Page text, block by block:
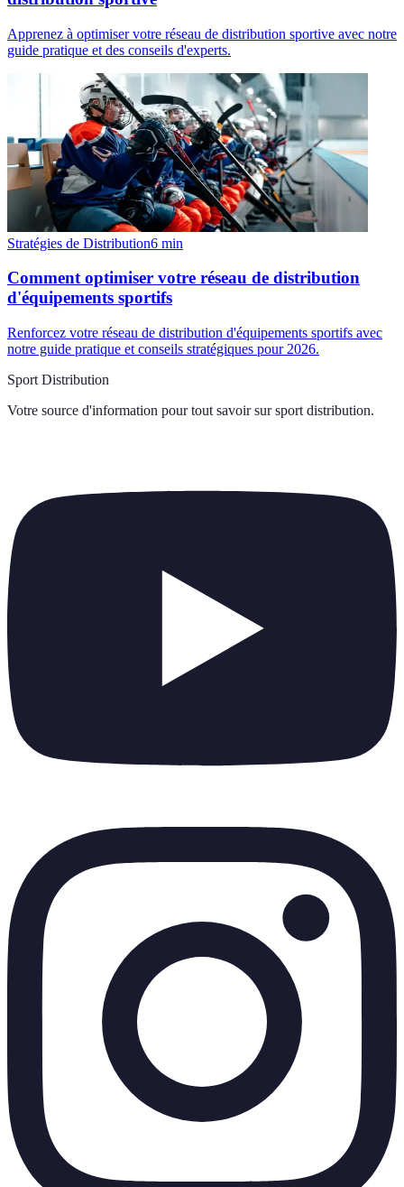
Apprenez à optimiser votre réseau de distribution sportive avec notre
guide pratique et des conseils d'experts.
Stratégies de Distribution6 min
Comment optimiser votre réseau de distribution
d'équipements sportifs
Renforcez votre réseau de distribution d'équipements sportifs avec
notre guide pratique et conseils stratégiques pour 2026.
Sport Distribution
Votre source d'information pour tout savoir sur sport distribution.